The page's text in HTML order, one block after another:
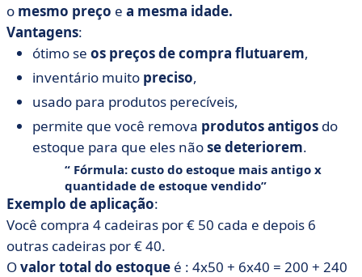
o mesmo preço e a mesma idade.
Vantagens:
ótimo se os preços de compra flutuarem,
inventário muito preciso,
usado para produtos perecíveis,
permite que você remova produtos antigos do
estoque para que eles nãose deteriorem.
Fórmula: custo do estoque mais antigo x
quantidade de estoque vendido
Exemplo de aplicação:
Você compra 4 cadeiras por € 50 cada e depois 6
outras cadeiras por € 40.
Ovalor total do estoque é : 4x50 + 6x40 = 200 + 240